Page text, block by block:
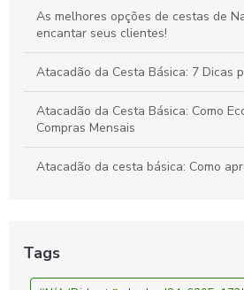
As melhores opções de cestas de
encantar seus clientes!
Atacadão da Cesta Básica: 7 Dicas
Atacadão da Cesta Básica: Como
Compras Mensais
Atacadão da cesta básica: Como
Atacadão da Cesta Básica: Preços e
Tags